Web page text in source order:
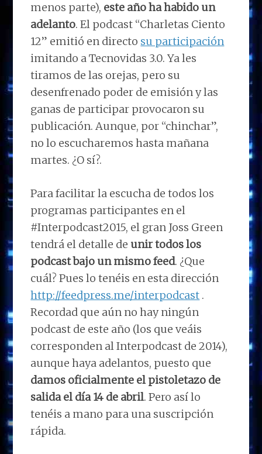
menos parte), este año ha habido un
adelanto. El podcast “Charletas Ciento
12” emitió en directo su participación
imitando a Tecnovidas 3.0. Ya les
tiramos de las orejas, pero su
desenfrenado poder de emisión y las
ganas de participar provocaron su
publicación. Aunque, por “chinchar”,
no lo escucharemos hasta mañana
martes. ¿O sí?.
Para facilitar la escucha de todos los
programas participantes en el
#Interpodcast2015, el gran Joss Green
tendrá el detalle de unir todos los
podcast bajo un mismo feed. ¿Que
cuál? Pues lo tenéis en esta dirección
http://feedpress.me/interpodcast .
Recordad que aún no hay ningún
podcast de este año (los que veáis
corresponden al Interpodcast de 2014),
aunque haya adelantos, puesto que
damos oficialmente el pistoletazo de
salida el día 14 de abril. Pero así lo
tenéis a mano para una suscripción
rápida.